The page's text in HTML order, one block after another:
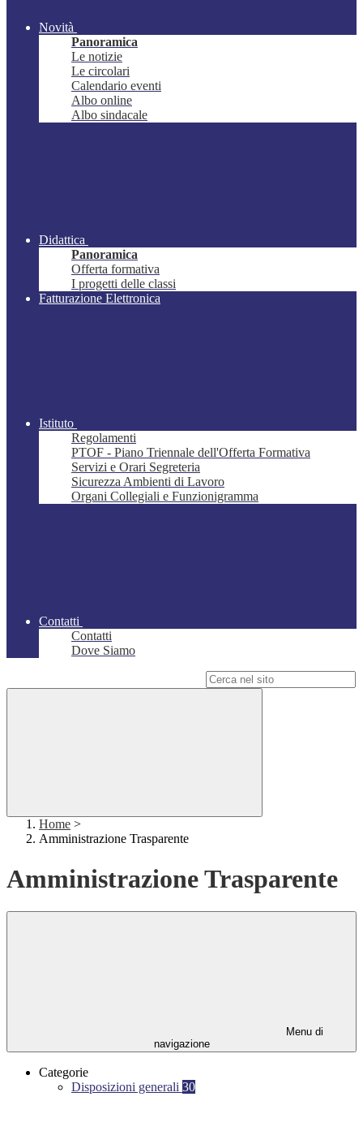
Novità
Panoramica
Le notizie
Le circolari
Calendario eventi
Albo online
Albo sindacale
Didattica
Panoramica
Offerta formativa
I progetti delle classi
Fatturazione Elettronica
Istituto
Regolamenti
PTOF - Piano Triennale dell'Offerta Formativa
Servizi e Orari Segreteria
Sicurezza Ambienti di Lavoro
Organi Collegiali e Funzionigramma
Contatti
Contatti
Dove Siamo
Home >
Amministrazione Trasparente
Amministrazione Trasparente
Menu di
navigazione
Categorie
Disposizioni generali 30